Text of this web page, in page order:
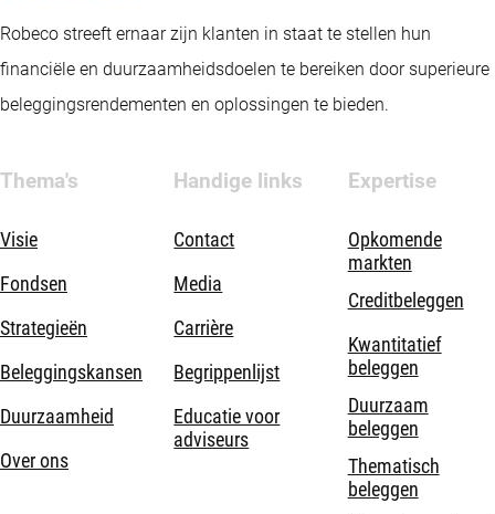
Robeco streeft ernaar zijn klanten in staat te stellen hun
financiële en duurzaamheidsdoelen te bereiken door superieure
beleggingsrendementen en oplossingen te bieden.
Thema's
Visie
Fondsen
Strategieën
Beleggingskansen
Duurzaamheid
Over ons
Handige links
Contact
Media
Carrière
Begrippenlijst
Educatie voor
adviseurs
Expertise
Opkomende
markten
Creditbeleggen
Kwantitatief
beleggen
Duurzaam
beleggen
Thematisch
beleggen